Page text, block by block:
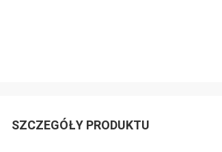
SZCZEGÓŁY PRODUKTU